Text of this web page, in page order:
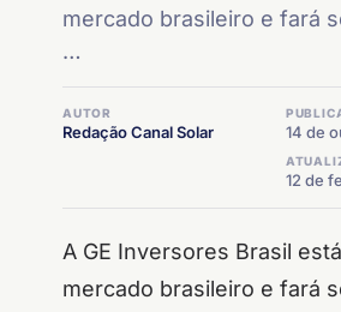
mercado brasileiro e fará
…
AUTOR
Redação Canal Solar 14 de
12 de
A GE Inversores Brasil
mercado brasileiro e fará